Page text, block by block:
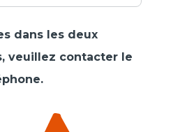
dans les deux
veuillez contacter le